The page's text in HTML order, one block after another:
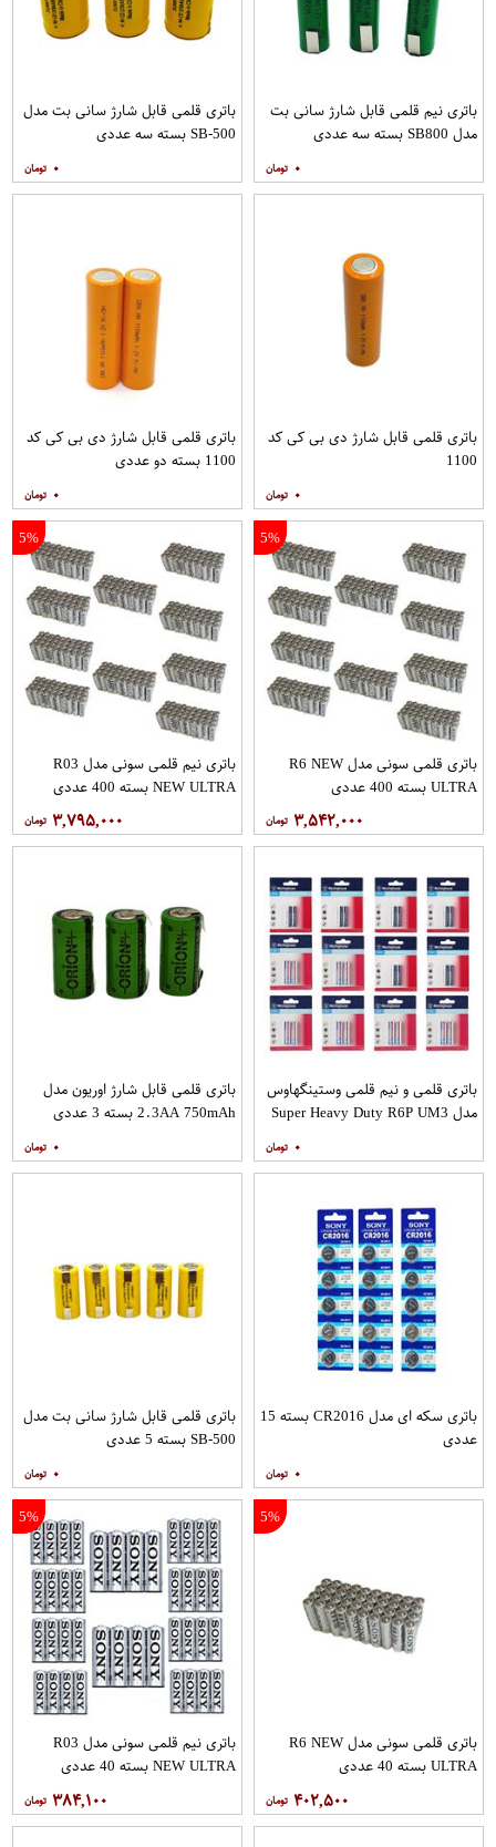
باتری نیم قلمی قابل شارژ سانی بت
مدل SB800 بسته سه عددی
۰
باتری قلمی قابل شارژ سانی بت مدل
SB-500 بسته سه عددی
۰
باتری قلمی قابل شارژ دی بی کی کد
1100
۰
باتری قلمی قابل شارژ دی بی کی کد
1100 بسته دو عددی
۰
5%
باتری قلمی سونی مدل R6 NEW
ULTRA بسته 400 عددی
۳,۵۴۲,۰۰۰
5%
باتری نیم قلمی سونی مدل R03
NEW ULTRA بسته 400 عددی
۳,۷۹۵,۰۰۰
باتری قلمی و نیم قلمی وستینگهاوس
مدل Super Heavy Duty R6P UM3
۰
باتری قلمی قابل شارژ اوریون مدل
2.3AA 750mAh بسته 3 عددی
۰
باتری سکه ای مدل CR2016 بسته 15
عددی
۰
باتری قلمی قابل شارژ سانی بت مدل
SB-500 بسته 5 عددی
۰
5%
باتری قلمی سونی مدل R6 NEW
ULTRA بسته 40 عددی
۴۰۲,۵۰۰
5%
باتری نیم قلمی سونی مدل R03
NEW ULTRA بسته 40 عددی
۳۸۴,۱۰۰